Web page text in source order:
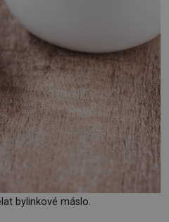
bylinkové máslo.